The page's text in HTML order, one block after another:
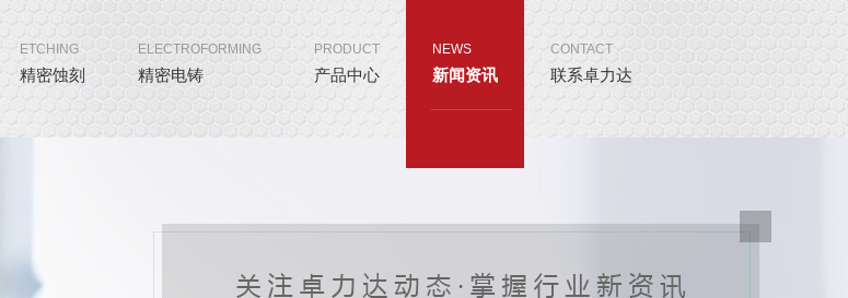
ETCHING
精密蚀刻
ELECTROFORMING
精密电铸
PRODUCT
产品中心
NEWS
新闻资讯
CONTACT
联系卓力达